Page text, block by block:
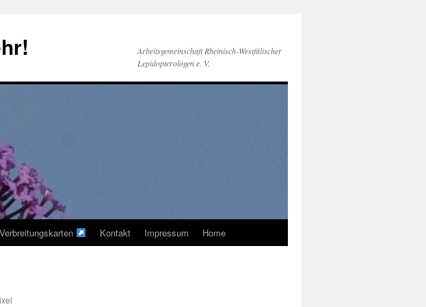
Arbeitsgemeinschaft Rheinisch-Westfälischer
Lepidopterologen e. V.
Verbreitungskarten Kontakt Impressum Home